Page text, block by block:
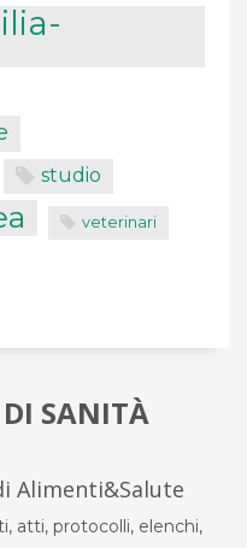
studio
veterinari
DI SANITÀ
Alimenti&Salute
atti, protocolli, elenchi,